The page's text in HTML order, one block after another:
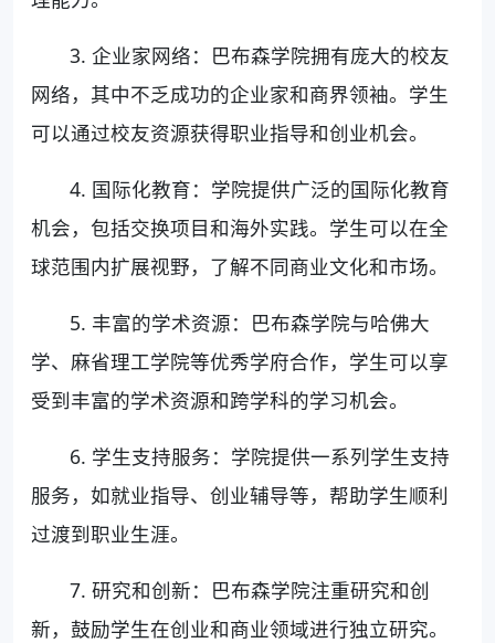
3. 企业家网络：巴布森学院拥有庞大的校友
网络，其中不乏成功的企业家和商界领袖。学生
可以通过校友资源获得职业指导和创业机会。
4. 国际化教育：学院提供广泛的国际化教育
机会，包括交换项目和海外实践。学生可以在全
球范围内扩展视野，了解不同商业文化和市场。
5. 丰富的学术资源：巴布森学院与哈佛大
学、麻省理工学院等优秀学府合作，学生可以享
受到丰富的学术资源和跨学科的学习机会。
6. 学生支持服务：学院提供一系列学生支持
服务，如就业指导、创业辅导等，帮助学生顺利
过渡到职业生涯。
7. 研究和创新：巴布森学院注重研究和创
新，鼓励学生在创业和商业领域进行独立研究。